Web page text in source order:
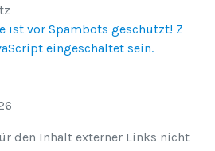
ist vor Spambots geschützt! Z
eingeschaltet sein.
den Inhalt externer Links nicht